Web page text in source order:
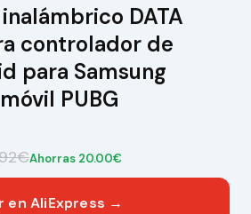
DATA
controlador de
para Samsung
PUBG
Ahorras 20.00€
en AliExpress →